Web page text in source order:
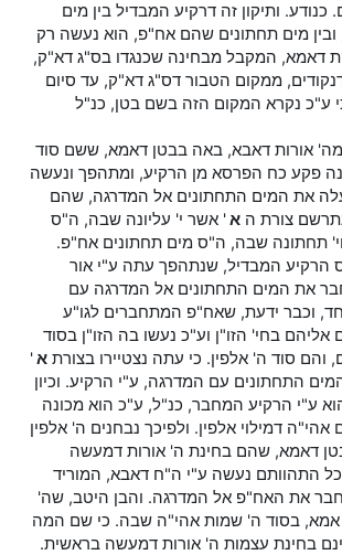
כנודע. ותיקון זה דרקיע המבדיל בין מים
ובין מים תחתונים שהם אח"פ, הוא נעשה רק
דאמא, המקבל מבחינה שכנגדו בס"ג דא"ק,
ממקום הטבור דס"ג דא"ק, עד סיום
ע"כ נקרא המקום הזה בשם בטן, כנ"ל
אורות דאבא, באה בבטן דאמא, ששם סוד
פקע כח הפרסא מן הרקיע, ומתהפך ונעשה
את המים התחתונים אל המדרגה, שהם
צורת הא' אשר י' עליונה שבה, ה"ס
וי' תחתונה שבה, ה"ס מים תחתונים אח"פ.
הרקיע המבדיל, שנתהפך עתה ע"י אור
את המים התחתונים אל המדרגה עם
וכבר ידעת, שאח"פ המתחברים לגו"ע
בחי' הזו"ן וע"כ נעשו בה הזו"ן בסוד
והם סוד ה' אלפין. כי עתה נצטיירו בצורתא'
התחתונים עם המדרגה, ע"י הרקיע. וכיון
ע"י הרקיע המחבר, כנ"ל, ע"כ הוא מכונה
דמילוי אלפין. ולפיכך נבחנים ה' אלפין
דאמא, שהם בחינת ה' אורות דמעשה
התהוותם נעשה ע"י ה"ח דאבא, המוריד
את האח"פ אל המדרגה. והבן היטב, שה'
אמא, בסוד ה' שמות אהי"ה שבה. כי שם המה
בחינת עצמות ה' אורות דמעשה בראשית.